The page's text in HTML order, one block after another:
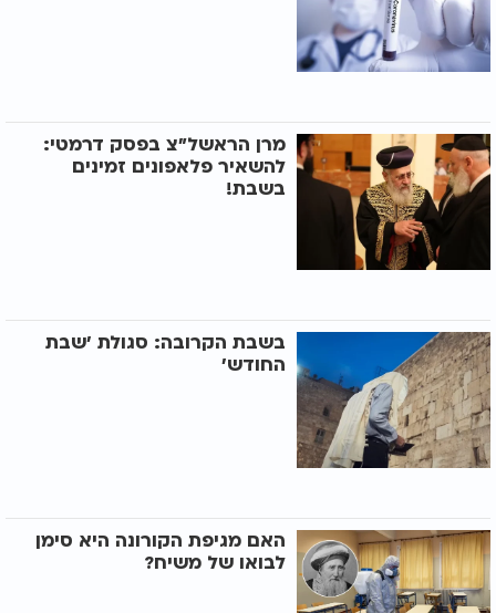
מרן הראשל"צ בפסק דרמטי:
להשאיר פלאפונים זמינים
בשבת!
בשבת הקרובה: סגולת ’שבת
החודש’
האם מגיפת הקורונה היא סימן
לבואו של משיח?